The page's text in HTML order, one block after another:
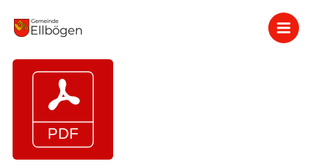
Inhalt